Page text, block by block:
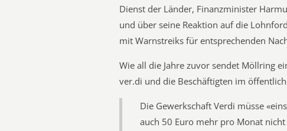
Dienst der Länder, Finanzminister
und über seine Reaktion auf die
mit Warnstreiks für entsprechenden
Wie all die Jahre zuvor sendet Möllring
ver.di und die Beschäftigten im
Die Gewerkschaft Verdi müsse
auch 50 Euro mehr pro Monat